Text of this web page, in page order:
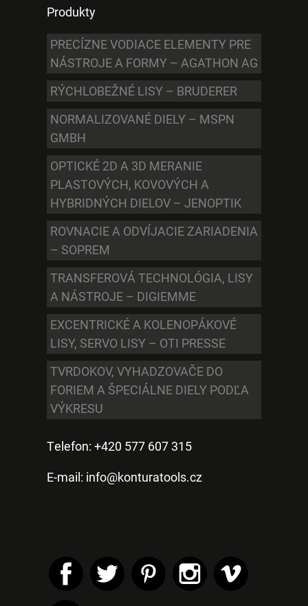
Produkty
PRECÍZNE VODIACE ELEMENTY PRE
NÁSTROJE A FORMY – AGATHON AG
RÝCHLOBEŽNÉ LISY – BRUDERER
NORMALIZOVANÉ DIELY – MSPN
GMBH
OPTICKÉ 2D A 3D MERANIE
PLASTOVÝCH, KOVOVÝCH A
HYBRIDNÝCH DIELOV – JENOPTIK
ROVNACIE A ODVÍJACIE ZARIADENIA
– SOPREM
TRANSFEROVÁ TECHNOLÓGIA, LISY
A NÁSTROJE – DIGIEMME
EXCENTRICKÉ A KOLENOPÁKOVÉ
LISY, SERVO LISY – OTI PRESSE
TVRDOKOV, VYHADZOVAČE DO
FORIEM A ŠPECIÁLNE DIELY PODĽA
VÝKRESU
Telefon: +420 577 607 315
E-mail: info@konturatools.cz